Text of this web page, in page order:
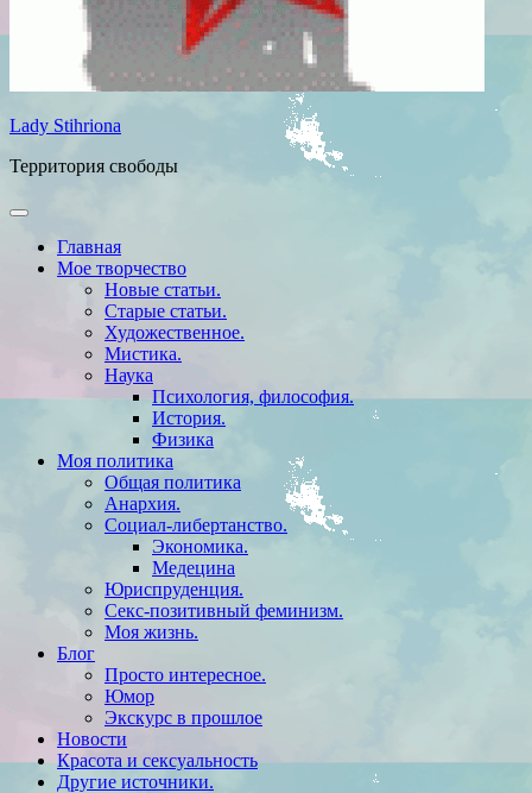
Lady Stihriona
Территория свободы
Главная
Мое творчество
Новые статьи.
Старые статьи.
Художественное.
Мистика.
Наука
Психология, философия.
История.
Физика
Моя политика
Общая политика
Анархия.
Социал-либертанство.
Экономика.
Медецина
Юриспруденция.
Секс-позитивный феминизм.
Моя жизнь.
Блог
Просто интересное.
Юмор
Экскурс в прошлое
Новости
Красота и сексуальность
Другие источники.